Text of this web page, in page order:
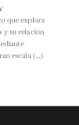
que explora
y su relación
escala (...)